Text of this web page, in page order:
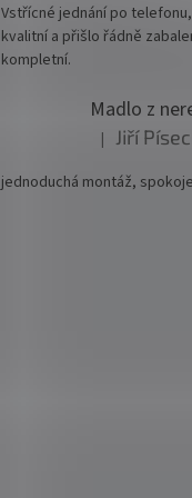
Vstřícné jednání po
kvalitní a přišlo řádně
kompletní.
Hodnocení
| Jiří
jednoduchá montáž,